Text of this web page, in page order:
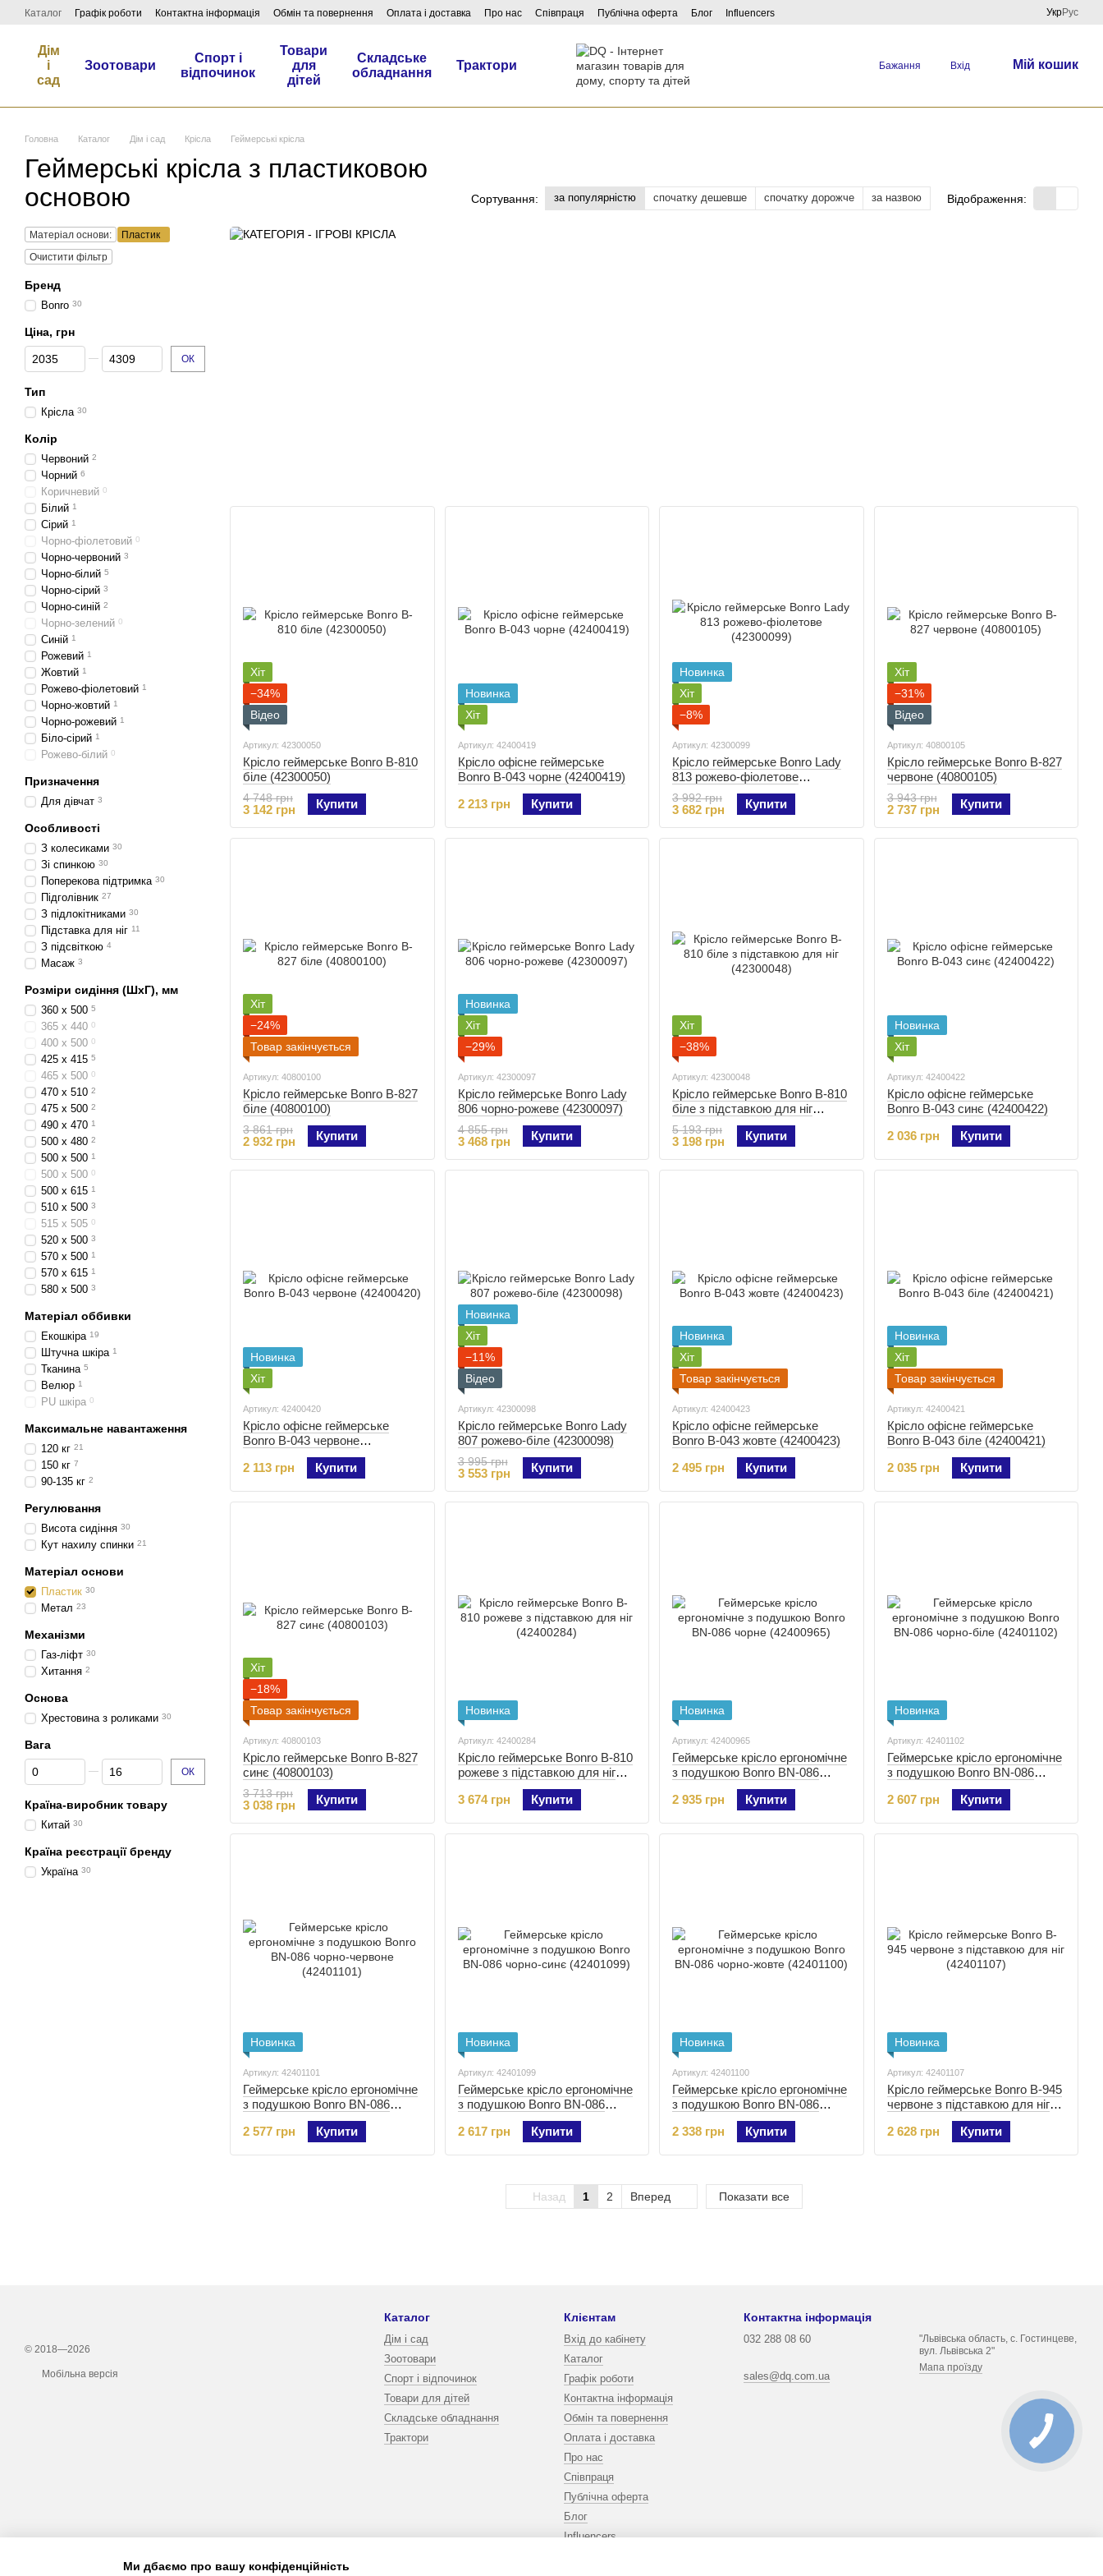
Перейти до основного контенту
Каталог Графік роботи Контактна інформація Обмін та повернення Оплата і доставка Про нас Співпраця Публічна оферта Блог Influencers УкрРус
Дім
і
сад
Зоотовари
Спорт і
відпочинок
Товари
для
дітей
Складське
обладнання
Трактори Бажання Вхід Мій кошик
Головна Каталог Дім і сад Крісла Геймерські крісла
Геймерські крісла з пластиковою
основою
Сортування: за популярністю спочатку дешевше спочатку дорожче за назвою Відображення:
Хіт
−34%
Відео
Артикул: 42300050
Крісло геймерське Bonro B-810
біле (42300050)
4 748 грн
3 142 грн Купити
Новинка
Хіт
Артикул: 42400419
Крісло офісне геймерське
Bonro B-043 чорне (42400419)
2 213 грн
Купити
Новинка
Хіт
−8%
Артикул: 42300099
Крісло геймерське Bonro Lady
813 рожево-фіолетове
(42300099)
3 992 грн
3 682 грн Купити
Хіт
−31%
Відео
Артикул: 40800105
Крісло геймерське Bonro B-827
червоне (40800105)
3 943 грн
2 737 грн Купити
Хіт
−24%
Товар закінчується
Артикул: 40800100
Крісло геймерське Bonro B-827
біле (40800100)
3 861 грн
2 932 грн Купити
Новинка
Хіт
−29%
Артикул: 42300097
Крісло геймерське Bonro Lady
806 чорно-рожеве (42300097)
4 855 грн
3 468 грн Купити
Хіт
−38%
Артикул: 42300048
Крісло геймерське Bonro B-810
біле з підставкою для ніг
(42300048)
5 193 грн
3 198 грн Купити
Новинка
Хіт
Артикул: 42400422
Крісло офісне геймерське
Bonro B-043 синє (42400422)
2 036 грн
Купити
Новинка
Хіт
Артикул: 42400420
Крісло офісне геймерське
Bonro B-043 червоне
2 113 грн
Купити
Новинка
Хіт
−11%
Відео
Артикул: 42300098
Крісло геймерське Bonro Lady
807 рожево-біле (42300098)
3 995 грн
3 553 грн Купити
Новинка
Хіт
Товар закінчується
Артикул: 42400423
Крісло офісне геймерське
Bonro B-043 жовте (42400423)
2 495 грн
Купити
Новинка
Хіт
Товар закінчується
Артикул: 42400421
Крісло офісне геймерське
Bonro B-043 біле (42400421)
2 035 грн
Купити
Хіт
−18%
Товар закінчується
Артикул: 40800103
Крісло геймерське Bonro B-827
синє (40800103)
3 713 грн
3 038 грн Купити
Новинка
Артикул: 42400284
Крісло геймерське Bonro B-810
рожеве з підставкою для ніг
3 674 грн
Купити
Новинка
Артикул: 42400965
Геймерське крісло ергономічне
з подушкою Bonro BN-086
чорне (42400965)
2 935 грн
Купити
Новинка
Артикул: 42401102
Геймерське крісло ергономічне
з подушкою Bonro BN-086
чорно-біле (42401102)
2 607 грн
Купити
Новинка
Артикул: 42401101
Геймерське крісло ергономічне
з подушкою Bonro BN-086
чорно-червоне (42401101)
2 577 грн
Купити
Новинка
Артикул: 42401099
Геймерське крісло ергономічне
з подушкою Bonro BN-086
чорно-синє (42401099)
2 617 грн
Купити
Новинка
Артикул: 42401100
Геймерське крісло ергономічне
з подушкою Bonro BN-086
чорно-жовте (42401100)
2 338 грн
Купити
Новинка
Артикул: 42401107
Крісло геймерське Bonro B-945
червоне з підставкою для ніг
2 628 грн
Купити
Назад 1 2 Вперед Показати все
Матеріал основи:
Пластик
Очистити фільтр
Бренд
Bonro 30
Ціна, грн
Від Ціна, грн
До Ціна, грн ОК
Тип
Крісла 30
Колір
Червоний 2
Чорний 6
Коричневий 0
Білий 1
Сірий 1
Чорно-фіолетовий 0
Чорно-червоний 3
Чорно-білий 5
Чорно-сірий 3
Чорно-синій 2
Чорно-зелений 0
Синій 1
Рожевий 1
Жовтий 1
Рожево-фіолетовий 1
Чорно-жовтий 1
Чорно-рожевий 1
Біло-сірий 1
Рожево-білий 0
Призначення
Для дівчат 3
Особливості
З колесиками 30
Зі спинкою 30
Поперекова підтримка 30
Підголівник 27
З підлокітниками 30
Підставка для ніг 11
З підсвіткою 4
Масаж 3
Розміри сидіння (ШхГ), мм
360 x 500 5
365 x 440 0
400 x 500 0
425 x 415 5
465 x 500 0
470 x 510 2
475 х 500 2
490 x 470 1
500 х 480 2
500 x 500 1
500 х 500 0
500 х 615 1
510 х 500 3
515 x 505 0
520 x 500 3
570 x 500 1
570 x 615 1
580 x 500 3
Матеріал оббивки
Екошкіра 19
Штучна шкіра 1
Тканина 5
Велюр 1
PU шкіра 0
Максимальне навантаження
120 кг 21
150 кг 7
90-135 кг 2
Регулювання
Висота сидіння 30
Кут нахилу спинки 21
Матеріал основи
Пластик 30
Метал 23
Механізми
Газ-ліфт 30
Хитання 2
Основа
Хрестовина з роликами 30
Вага
Від Вага
До Вага ОК
Країна-виробник товару
Китай 30
Країна реєстрації бренду
Україна 30
© 2018—2026
Мобільна версія
Каталог
Дім і сад
Зоотовари
Спорт і відпочинок
Товари для дітей
Складське обладнання
Трактори
Клієнтам
Вхід до кабінету
Каталог
Графік роботи
Контактна інформація
Обмін та повернення
Оплата і доставка
Про нас
Співпраця
Публічна оферта
Блог
Influencers
Контактна інформація
032 288 08 60
sales@dq.com.ua
"Львівська область, с. Гостинцеве,
вул. Львівська 2"
Мапа проїзду
Ми дбаємо про вашу конфіденційність